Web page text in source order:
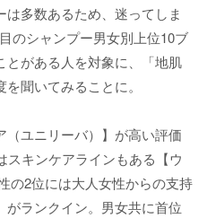
多数あるため、迷ってしま
のシャンプー男女別上位10ブ
とがある人を対象に、「地肌
聞いてみることに。
ユニリーバ）】が高い評価
スキンケアラインもある【ウ
の2位には大人女性からの支持
がランクイン。男女共に首位